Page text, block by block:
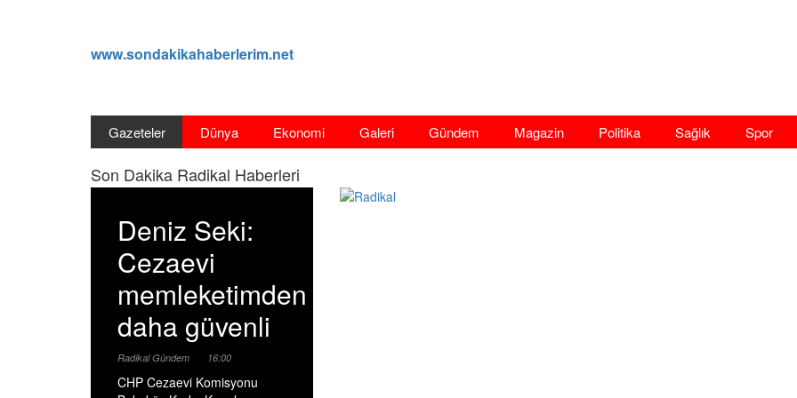
www.sondakikahaberlerim.net
Gazeteler Dünya Ekonomi Galeri Gündem Magazin Politika Sağlık Spor
Son Dakika Radikal Haberleri
Deniz Seki:
Cezaevi
memleketimden
daha güvenli
Radikal Gündem 16:00
CHP Cezaevi Komisyonu